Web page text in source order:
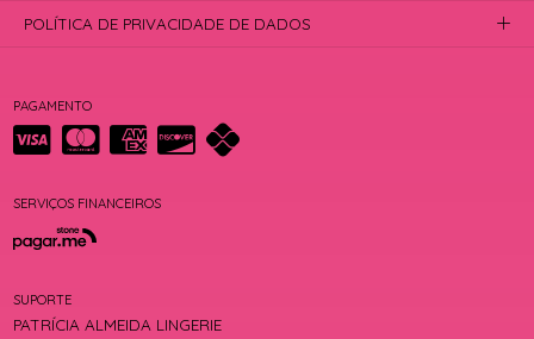
PAGAMENTO
SERVIÇOS FINANCEIROS
SUPORTE
PATRÍCIA ALMEIDA LINGERIE
POLÍTICA DE PRIVACIDADE DE DADOS